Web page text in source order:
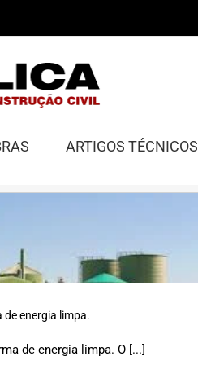
ARTIGOS TÉCNICOS
energia limpa.
de energia limpa. O [...]